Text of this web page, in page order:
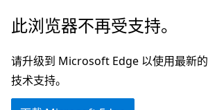
跳
主
要
内
此浏览器不再受支持。
请升级到 Microsoft Edge 以使用最新
技术支持。